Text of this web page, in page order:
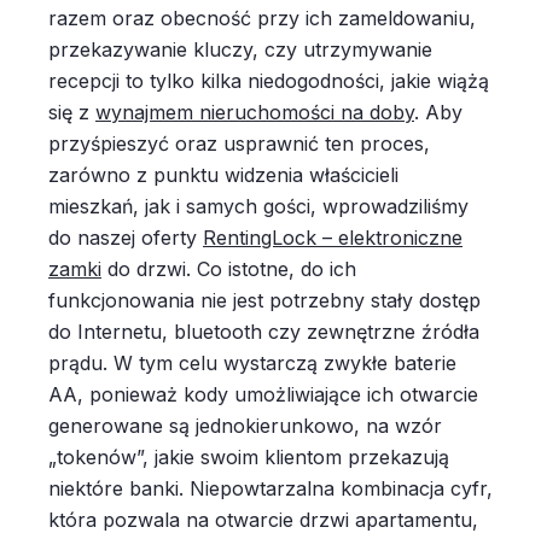
razem oraz obecność przy ich zameldowaniu,
przekazywanie kluczy, czy utrzymywanie
recepcji to tylko kilka niedogodności, jakie wiążą
się z wynajmem nieruchomości na doby. Aby
przyśpieszyć oraz usprawnić ten proces,
zarówno z punktu widzenia właścicieli
mieszkań, jak i samych gości, wprowadziliśmy
do naszej oferty RentingLock – elektroniczne
zamki do drzwi. Co istotne, do ich
funkcjonowania nie jest potrzebny stały dostęp
do Internetu, bluetooth czy zewnętrzne źródła
prądu. W tym celu wystarczą zwykłe baterie
AA, ponieważ kody umożliwiające ich otwarcie
generowane są jednokierunkowo, na wzór
„tokenów”, jakie swoim klientom przekazują
niektóre banki. Niepowtarzalna kombinacja cyfr,
która pozwala na otwarcie drzwi apartamentu,